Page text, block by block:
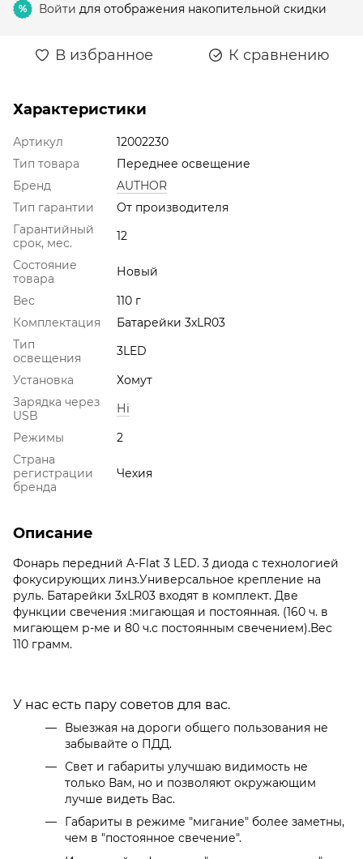
% Войти для отображения накопительной скидки
В избранное К сравнению
Характеристики
Артикул
12002230
Тип товара
Переднее освещение
Бренд
AUTHOR
Тип гарантии
От производителя
Гарантийный
срок, мес.
12
Состояние
товара
Новый
Вес
110 г
Комплектация
Батарейки 3xLR03
Тип
освещения
3LED
Установка
Хомут
Зарядка через
USB
Ні
Режимы
2
Страна
регистрации
бренда
Чехия
Описание
Фонарь передний A-Flat 3 LED. 3 диода с технологией
фокусирующих линз.Универсальное крепление на
руль. Батарейки 3xLR03 входят в комплект. Две
функции свечения :мигающая и постоянная. (160 ч. в
мигающем р-ме и 80 ч.с постоянным свечением).Вес
110 грамм.
У нас есть пару советов для вас.
Выезжая на дороги общего пользования не
забывайте о ПДД.
Свет и габариты улучшаю видимость не
только Вам, но и позволяют окружающим
лучше видеть Вас.
Габариты в режиме "мигание" более заметны,
чем в "постоянное свечение".